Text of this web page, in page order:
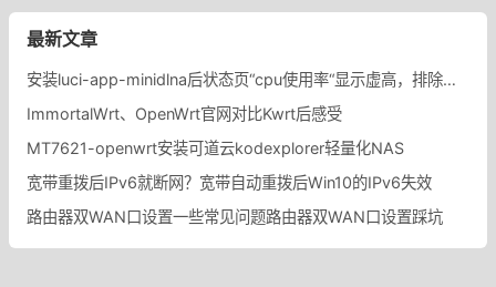
最新文章
安装luci-app-minidlna后状态页“cpu使用率“显示虚高，排除过程记录。
ImmortalWrt、OpenWrt官网对比Kwrt后感受
MT7621-openwrt安装可道云kodexplorer轻量化NAS
宽带重拨后IPv6就断网？宽带自动重拨后Win10的IPv6失效
路由器双WAN口设置一些常见问题路由器双WAN口设置踩坑